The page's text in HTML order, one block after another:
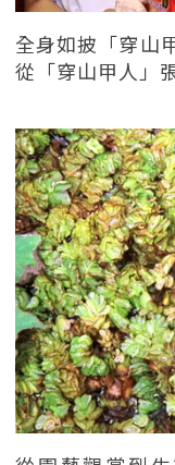
全身如披「穿山
從「穿山甲人」